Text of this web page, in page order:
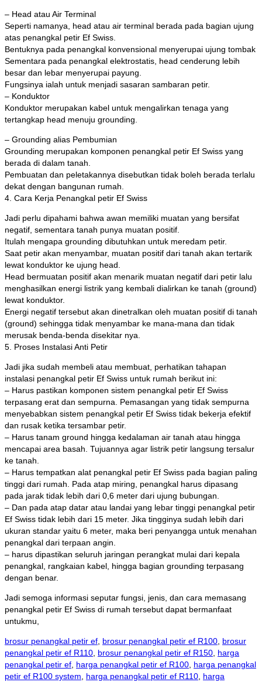
– Head atau Air Terminal
Seperti namanya, head atau air terminal berada pada bagian ujung
atas penangkal petir Ef Swiss.
Bentuknya pada penangkal konvensional menyerupai ujung tombak
Sementara pada penangkal elektrostatis, head cenderung lebih
besar dan lebar menyerupai payung.
Fungsinya ialah untuk menjadi sasaran sambaran petir.
– Konduktor
Konduktor merupakan kabel untuk mengalirkan tenaga yang
tertangkap head menuju grounding.
– Grounding alias Pembumian
Grounding merupakan komponen penangkal petir Ef Swiss yang
berada di dalam tanah.
Pembuatan dan peletakannya disebutkan tidak boleh berada terlalu
dekat dengan bangunan rumah.
4. Cara Kerja Penangkal petir Ef Swiss
Jadi perlu dipahami bahwa awan memiliki muatan yang bersifat
negatif, sementara tanah punya muatan positif.
Itulah mengapa grounding dibutuhkan untuk meredam petir.
Saat petir akan menyambar, muatan positif dari tanah akan tertarik
lewat konduktor ke ujung head.
Head bermuatan positif akan menarik muatan negatif dari petir lalu
menghasilkan energi listrik yang kembali dialirkan ke tanah (ground)
lewat konduktor.
Energi negatif tersebut akan dinetralkan oleh muatan positif di tanah
(ground) sehingga tidak menyambar ke mana-mana dan tidak
merusak benda-benda disekitar nya.
5. Proses Instalasi Anti Petir
Jadi jika sudah membeli atau membuat, perhatikan tahapan
instalasi penangkal petir Ef Swiss untuk rumah berikut ini:
– Harus pastikan komponen sistem penangkal petir Ef Swiss
terpasang erat dan sempurna. Pemasangan yang tidak sempurna
menyebabkan sistem penangkal petir Ef Swiss tidak bekerja efektif
dan rusak ketika tersambar petir.
– Harus tanam ground hingga kedalaman air tanah atau hingga
mencapai area basah. Tujuannya agar listrik petir langsung tersalur
ke tanah.
– Harus tempatkan alat penangkal petir Ef Swiss pada bagian paling
tinggi dari rumah. Pada atap miring, penangkal harus dipasang
pada jarak tidak lebih dari 0,6 meter dari ujung bubungan.
– Dan pada atap datar atau landai yang lebar tinggi penangkal petir
Ef Swiss tidak lebih dari 15 meter. Jika tingginya sudah lebih dari
ukuran standar yaitu 6 meter, maka beri penyangga untuk menahan
penangkal dari terpaan angin.
– harus dipastikan seluruh jaringan perangkat mulai dari kepala
penangkal, rangkaian kabel, hingga bagian grounding terpasang
dengan benar.
Jadi semoga informasi seputar fungsi, jenis, dan cara memasang
penangkal petir Ef Swiss di rumah tersebut dapat bermanfaat
untukmu,
brosur penangkal petir ef, brosur penangkal petir ef R100, brosur
penangkal petir ef R110, brosur penangkal petir ef R150, harga
penangkal petir ef, harga penangkal petir ef R100, harga penangkal
petir ef R100 system, harga penangkal petir ef R110, harga